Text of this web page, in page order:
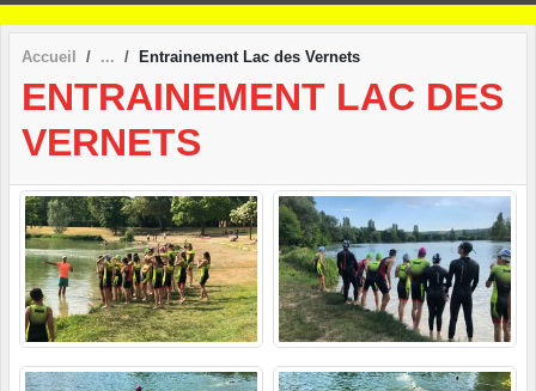
Accueil Entrainement Lac des Vernets
ENTRAINEMENT LAC DES
VERNETS